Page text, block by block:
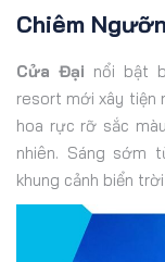
Chiêm
Cửa Đại nổi bật
resort mới xây tiện
hoa rực rỡ sắc
nhiên. Sáng sớm
khung cảnh biển